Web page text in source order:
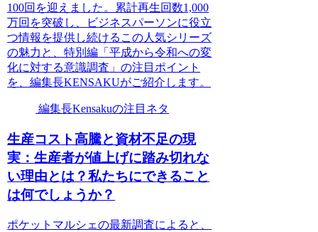
100回を迎えました。累計再生回数1,000
万回を突破し、ビジネスパーソンに役立
つ情報を提供し続けるこの人気シリーズ
の魅力と、特別編「平成から令和への変
化に対する意識調査」の注目ポイント
を、編集長KENSAKUがご紹介します。
編集長Kensakuの注目ネタ
生産コスト高騰と資材不足の現
実：生産者が値上げに踏み切れな
い理由とは？私たちにできること
は何でしょうか？
ポケットマルシェの最新調査によると、